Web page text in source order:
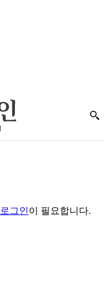
로그인이 필요합니다.